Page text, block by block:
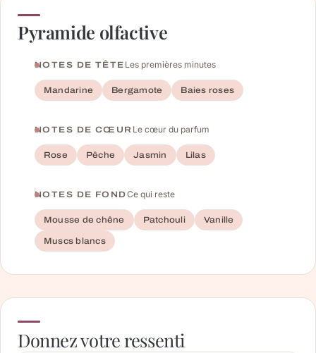
Pyramide olfactive
NOTES DE TÊTE Les premières minutes
Mandarine Bergamote Baies roses
NOTES DE CŒUR Le cœur du parfum
Rose Pêche Jasmin Lilas
NOTES DE FONDCe qui reste
Mousse de chêne Patchouli Vanille
Muscs blancs
Donnez votre ressenti